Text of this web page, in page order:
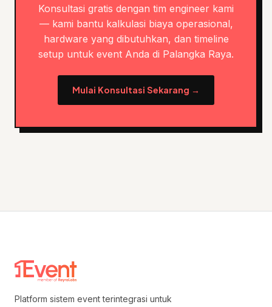
Konsultasi gratis dengan tim engineer kami
— kami bantu kalkulasi biaya operasional,
hardware yang dibutuhkan, dan timeline
setup untuk event Anda di Palangka Raya.
Mulai Konsultasi Sekarang →
Platform sistem event terintegrasi untuk